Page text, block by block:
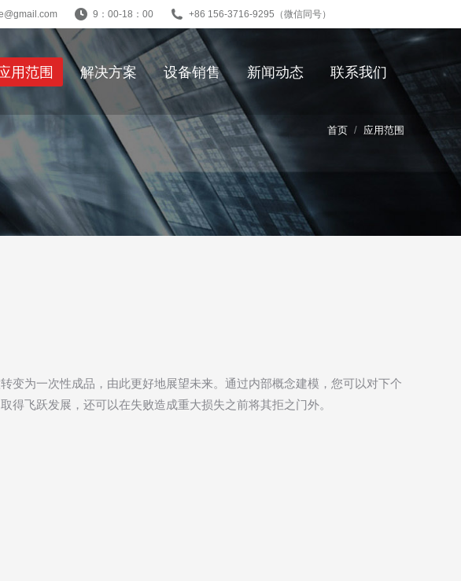
9：00-18：00 +86 156-3716-9295（微信同号）
用范围 解决方案 设备销售 新闻动态 联系我们
首页 应用范围
变为一次性成品，由此更好地展望未来。通过内部概念建模，您可以对下个
飞跃发展，还可以在失败造成重大损失之前将其拒之门外。